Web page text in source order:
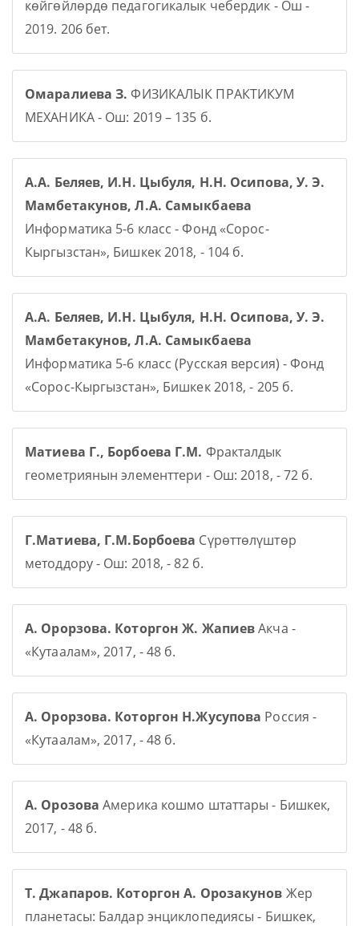
көйгөйлөрдө педагогикалык чебердик - Ош -
2019. 206 бет.
Омаралиева З. ФИЗИКАЛЫК ПРАКТИКУМ
МЕХАНИКА - Ош: 2019 – 135 б.
А.А. Беляев, И.Н. Цыбуля, Н.Н. Осипова, У. Э.
Мамбетакунов, Л.А. Самыкбаева
Информатика 5-6 класс - Фонд «Сорос-
Кыргызстан», Бишкек 2018, - 104 б.
А.А. Беляев, И.Н. Цыбуля, Н.Н. Осипова, У. Э.
Мамбетакунов, Л.А. Самыкбаева
Информатика 5-6 класс (Русская версия) - Фонд
«Сорос-Кыргызстан», Бишкек 2018, - 205 б.
Матиева Г., Борбоева Г.М. Фракталдык
геометриянын элементтери - Ош: 2018, - 72 б.
Г.Матиева, Г.М.Борбоева Сүрөттөлүштөр
методдору - Ош: 2018, - 82 б.
А. Орорзова. Которгон Ж. ЖапиевАкча -
«Кутаалам», 2017, - 48 б.
А. Орорзова. Которгон Н.Жусупова Россия -
«Кутаалам», 2017, - 48 б.
А. Орозова Америка кошмо штаттары - Бишкек,
2017, - 48 б.
Т. Джапаров. Которгон А. Орозакунов Жер
планетасы: Балдар энциклопедиясы - Бишкек,